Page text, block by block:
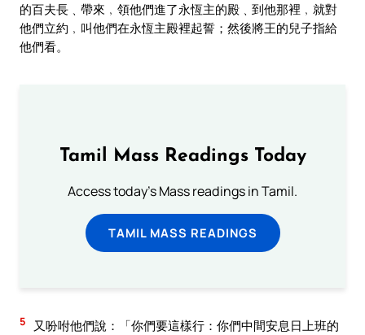
的百夫長﹑帶來﹐領他們進了永恆主的殿﹑到他那裡﹐就對
他們立約﹐叫他們在永恆主殿裡起誓；然後將王的兒子指給
他們看。
Tamil Mass Readings Today
Access today's Mass readings in Tamil.
TAMIL MASS READINGS
5
又吩咐他們說：「你們要這樣行：你們中間安息日上班的